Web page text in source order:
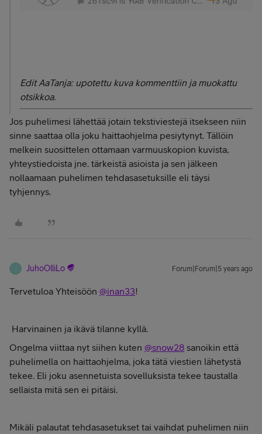
Edit AaTanja: upotettu kuva kommenttiin ja muokattu
otsikkoa.
Jos puhelimesi lähettää jotain tekstiviestejä itsekseen niin
sinne saattaa olla joku haittaohjelma pesiytynyt. Tällöin
melkein suosittelen ottamaan varmuuskopion kuvista,
yhteystiedoista jne. tärkeistä asioista ja sen jälkeen
nollaamaan puhelimen tehdasasetuksille eli täysi
tyhjennys.
J JuhoOlliLo Forum|Forum|5 years ago
Tervetuloa Yhteisöön @inan33!
Harvinainen ja ikävä tilanne kyllä.
Ongelma viittaa nyt siihen kuten @snow28 sanoikin että
puhelimella on haittaohjelma, joka tätä viestien lähetystä
tekee. Eli joku asennetuista sovelluksista tekee taustalla
sellaista mitä sen ei pitäisi.
Mikäli palautat tehdasasetukset tai vaihdat puhelimen niin